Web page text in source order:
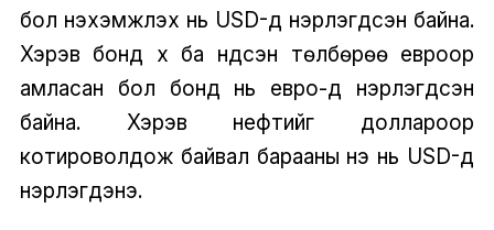
бол нэхэмжлэх нь USD-д нэрлэгдсэн байна.
Хэрэв бонд хүү ба үндсэн төлбөрөө евроор
амласан бол бонд нь евро-д нэрлэгдсэн
байна. Хэрэв нефтийг доллароор
котироволдож байвал барааны үнэ нь USD-д
нэрлэгдэнэ.